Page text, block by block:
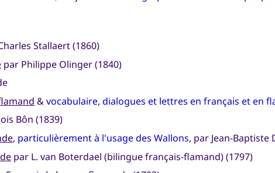
Stallaert (1860)
par Philippe Olinger (1840)
&vocabulaire, dialogues et lettres en français et en
Bôn (1839)
, particulièrement à l'usage des Wallons, par Jean-Baptiste
par L. van Boterdael (bilingue français-flamand) (1797)